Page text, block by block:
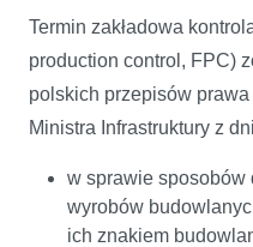
Termin zakładowa
production control, FPC)
polskich przepisów
Ministra Infrastruktury z
w sprawie sposobów
wyrobów
ich znakiem